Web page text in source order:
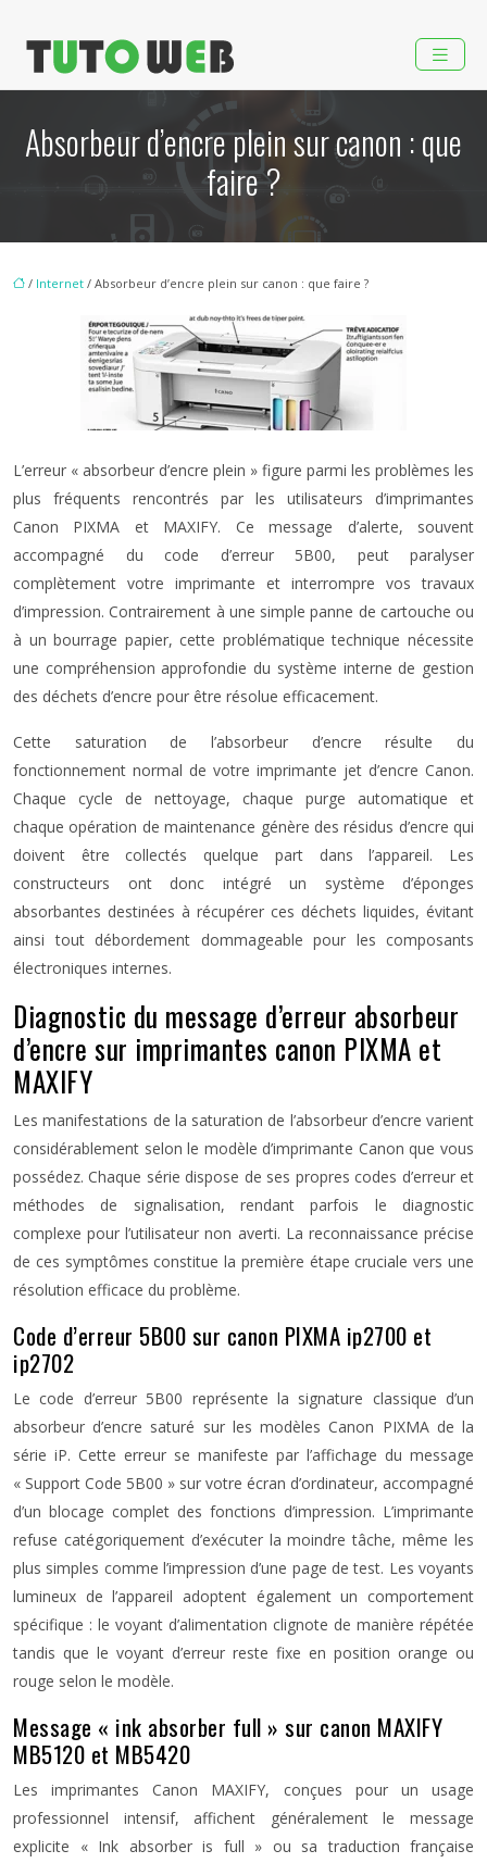
Absorbeur d’encre plein sur canon : que
faire ?
/ Internet / Absorbeur d’encre plein sur canon : que faire ?
L’erreur « absorbeur d’encre plein » figure parmi les problèmes les
plus fréquents rencontrés par les utilisateurs d’imprimantes
Canon PIXMA et MAXIFY. Ce message d’alerte, souvent
accompagné du code d’erreur 5B00, peut paralyser
complètement votre imprimante et interrompre vos travaux
d’impression. Contrairement à une simple panne de cartouche ou
à un bourrage papier, cette problématique technique nécessite
une compréhension approfondie du système interne de gestion
des déchets d’encre pour être résolue efficacement.
Cette saturation de l’absorbeur d’encre résulte du
fonctionnement normal de votre imprimante jet d’encre Canon.
Chaque cycle de nettoyage, chaque purge automatique et
chaque opération de maintenance génère des résidus d’encre qui
doivent être collectés quelque part dans l’appareil. Les
constructeurs ont donc intégré un système d’éponges
absorbantes destinées à récupérer ces déchets liquides, évitant
ainsi tout débordement dommageable pour les composants
électroniques internes.
Diagnostic du message d’erreur absorbeur
d’encre sur imprimantes canon PIXMA et
MAXIFY
Les manifestations de la saturation de l’absorbeur d’encre varient
considérablement selon le modèle d’imprimante Canon que vous
possédez. Chaque série dispose de ses propres codes d’erreur et
méthodes de signalisation, rendant parfois le diagnostic
complexe pour l’utilisateur non averti. La reconnaissance précise
de ces symptômes constitue la première étape cruciale vers une
résolution efficace du problème.
Code d’erreur 5B00 sur canon PIXMA ip2700 et
ip2702
Le code d’erreur 5B00 représente la signature classique d’un
absorbeur d’encre saturé sur les modèles Canon PIXMA de la
série iP. Cette erreur se manifeste par l’affichage du message
« Support Code 5B00 » sur votre écran d’ordinateur, accompagné
d’un blocage complet des fonctions d’impression. L’imprimante
refuse catégoriquement d’exécuter la moindre tâche, même les
plus simples comme l’impression d’une page de test. Les voyants
lumineux de l’appareil adoptent également un comportement
spécifique : le voyant d’alimentation clignote de manière répétée
tandis que le voyant d’erreur reste fixe en position orange ou
rouge selon le modèle.
Message « ink absorber full » sur canon MAXIFY
MB5120 et MB5420
Les imprimantes Canon MAXIFY, conçues pour un usage
professionnel intensif, affichent généralement le message
explicite « Ink absorber is full » ou sa traduction française